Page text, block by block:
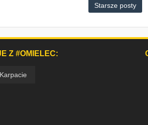
Starsze posty
Z #OMIELEC: